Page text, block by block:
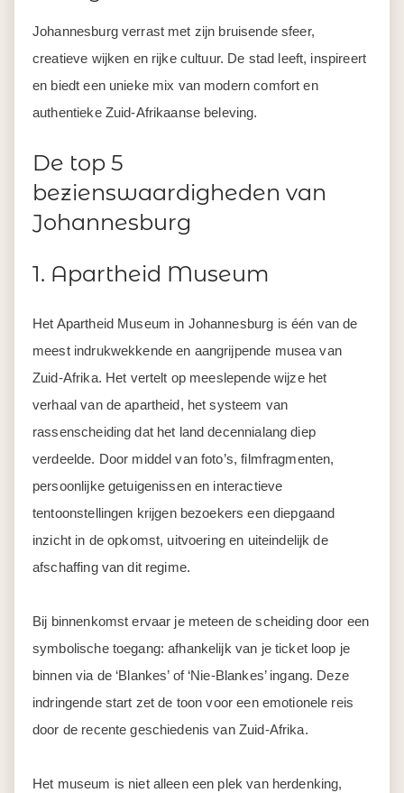
Johannesburg verrast met zijn bruisende sfeer,
creatieve wijken en rijke cultuur. De stad leeft, inspireert
en biedt een unieke mix van modern comfort en
authentieke Zuid-Afrikaanse beleving.
De top 5
bezienswaardigheden van
Johannesburg
1. Apartheid Museum
Het Apartheid Museum in Johannesburg is één van de
meest indrukwekkende en aangrijpende musea van
Zuid-Afrika. Het vertelt op meeslepende wijze het
verhaal van de apartheid, het systeem van
rassenscheiding dat het land decennialang diep
verdeelde. Door middel van foto’s, filmfragmenten,
persoonlijke getuigenissen en interactieve
tentoonstellingen krijgen bezoekers een diepgaand
inzicht in de opkomst, uitvoering en uiteindelijk de
afschaffing van dit regime.
Bij binnenkomst ervaar je meteen de scheiding door een
symbolische toegang: afhankelijk van je ticket loop je
binnen via de ‘Blankes’ of ‘Nie-Blankes’ ingang. Deze
indringende start zet de toon voor een emotionele reis
door de recente geschiedenis van Zuid-Afrika.
Het museum is niet alleen een plek van herdenking,